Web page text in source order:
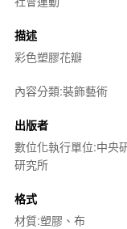
描述
彩色塑膠花瓣
內容分類:裝飾藝術
出版者
數位化執行單位:中央
研究所
格式
材質:塑膠、布